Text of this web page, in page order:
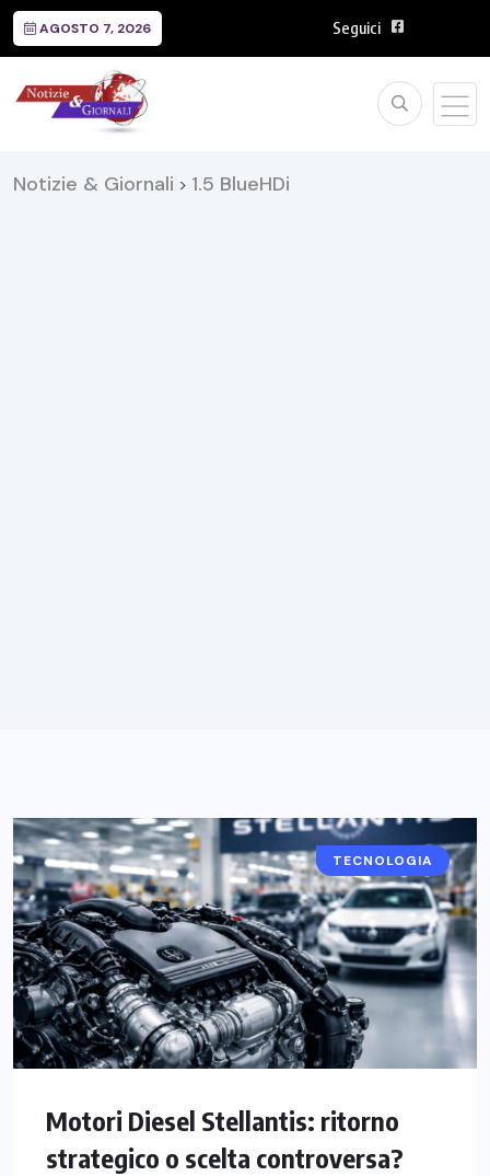
AGOSTO 7, 2026 Seguici
Notizie & Giornali > 1.5 BlueHDi
TECNOLOGIA
Motori Diesel Stellantis: ritorno
strategico o scelta controversa?